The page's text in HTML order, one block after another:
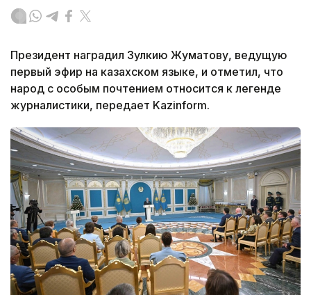
Президент наградил Зулкию Жуматову, ведущую
первый эфир на казахском языке, и отметил, что
народ с особым почтением относится к легенде
журналистики, передает Kazinform.